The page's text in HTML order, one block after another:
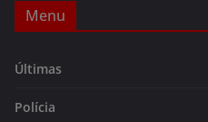
Menu
Últimas
Polícia